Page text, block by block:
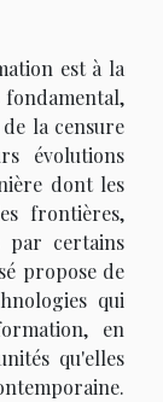
est à la
la censure
évolutions
dont les
frontières,
par certains
propose de
qui
en
qu'elles